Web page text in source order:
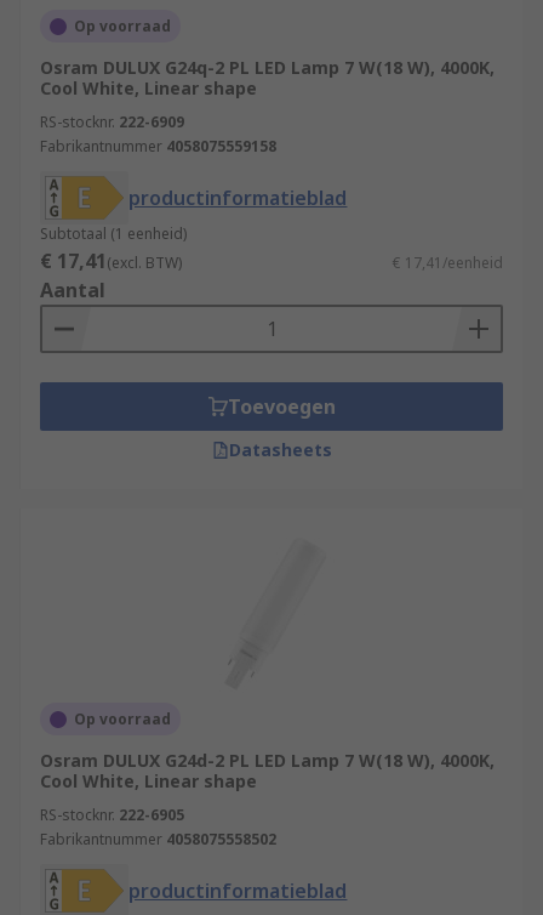
Op voorraad
Osram DULUX G24q-2 PL LED Lamp 7 W(18 W), 4000K,
Cool White, Linear shape
RS-stocknr. 222-6909
Fabrikantnummer 4058075559158
productinformatieblad
Subtotaal (1 eenheid)
€ 17,41(excl. BTW) € 17,41/eenheid
Aantal
Toevoegen
Datasheets
Op voorraad
Osram DULUX G24d-2 PL LED Lamp 7 W(18 W), 4000K,
Cool White, Linear shape
RS-stocknr. 222-6905
Fabrikantnummer 4058075558502
productinformatieblad